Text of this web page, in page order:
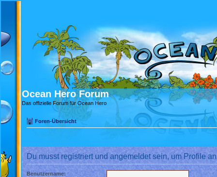
Ocean Hero Forum
Das offizielle Forum für Ocean Hero
Foren-Übersicht
Du musst registriert und angemeldet sein, um Profile
Benutzername: